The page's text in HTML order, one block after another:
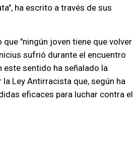
ha escrito a través de sus
que "ningún joven tiene que volver
sufrió durante el encuentro
este sentido ha señalado la
Ley Antirracista que, según ha
eficaces para luchar contra el